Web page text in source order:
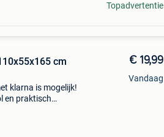
Topadvertentie
cm
klarna is mogelijk!
en praktisch
€ 19,99
Vandaag